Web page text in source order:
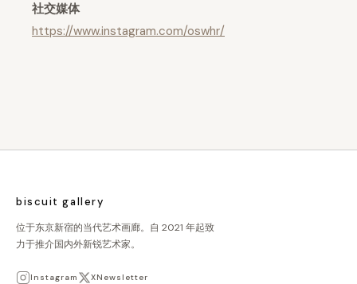
社交媒体
https://www.instagram.com/oswhr/
biscuit gallery
位于东京新宿的当代艺术画廊。自 2021 年起致
力于推介国内外新锐艺术家。
Instagram XNewsletter